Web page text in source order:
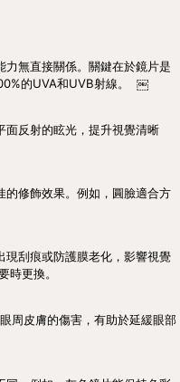
無直接關係。關鍵在於鏡片是
的UVA和UVB射線。  ￼
面反射的眩光，提升視覺清晰
的修飾效果。例如，圓臉適合方
現刮痕或防護膜老化，影響視覺
時更換。
周皮膚的傷害，有助於延緩眼部